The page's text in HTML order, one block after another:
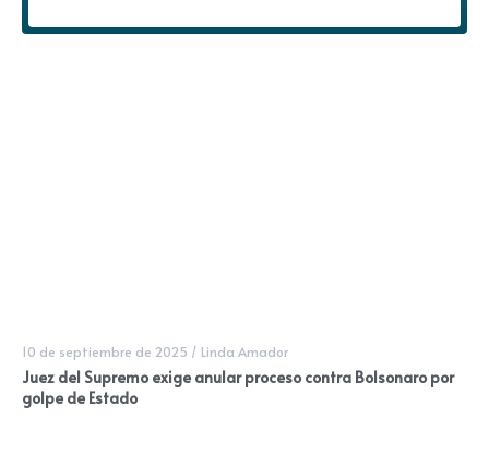
10 de septiembre de 2025 / Linda Amador
Juez del Supremo exige anular proceso contra Bolsonaro por
golpe de Estado